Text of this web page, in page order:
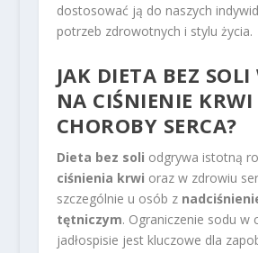
dostosować ją do naszych
potrzeb zdrowotnych i stylu życia.
JAK DIETA BEZ
NA CIŚNIENIE KRWI
CHOROBY SERCA?
Dieta bez soli odgrywa istotną
ciśnienia krwi oraz w zdrowiu
szczególnie u osób z
tętniczym. Ograniczenie sodu w
jadłospisie jest kluczowe dla